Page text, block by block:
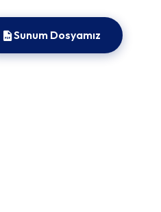
Sunum Dosyamız